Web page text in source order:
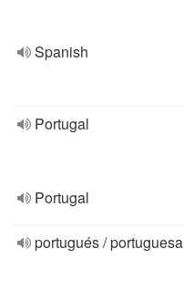
Spanish
Portugal
Portugal
portugués / portuguesa